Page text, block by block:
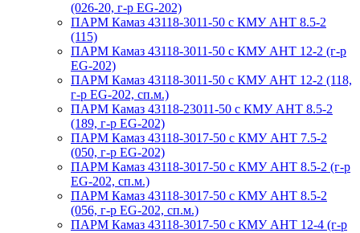
(026-20, г-р EG-202)
ПАРМ Камаз 43118-3011-50 с КМУ АНТ 8.5-2
(115)
ПАРМ Камаз 43118-3011-50 с КМУ АНТ 12-2 (г-р
EG-202)
ПАРМ Камаз 43118-3011-50 с КМУ АНТ 12-2 (118,
г-р EG-202, сп.м.)
ПАРМ Камаз 43118-23011-50 с КМУ АНТ 8.5-2
(189, г-р EG-202)
ПАРМ Камаз 43118-3017-50 с КМУ АНТ 7.5-2
(050, г-р EG-202)
ПАРМ Камаз 43118-3017-50 с КМУ АНТ 8.5-2 (г-р
EG-202, сп.м.)
ПАРМ Камаз 43118-3017-50 с КМУ АНТ 8.5-2
(056, г-р EG-202, сп.м.)
ПАРМ Камаз 43118-3017-50 с КМУ АНТ 12-4 (г-р